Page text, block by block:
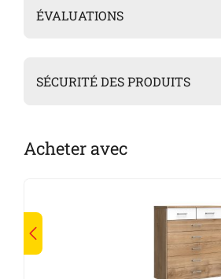
ÉVALUATIONS
SÉCURITÉ DES PRODUITS
Acheter avec